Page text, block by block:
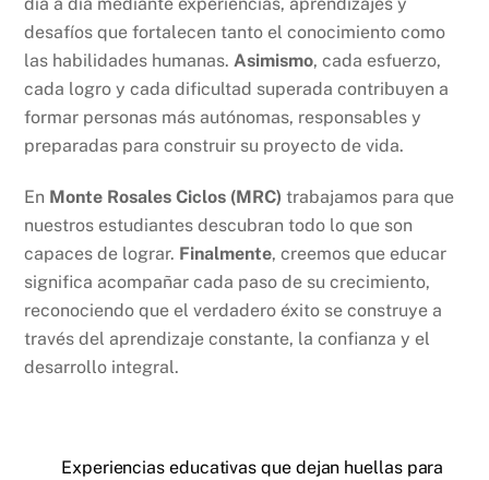
desafíos que fortalecen tanto el conocimiento como
las habilidades humanas.Asimismo, cada esfuerzo,
cada logro y cada dificultad superada contribuyen a
formar personas más autónomas, responsables y
preparadas para construir su proyecto de vida.
En Monte Rosales Ciclos (MRC) trabajamos para que
nuestros estudiantes descubran todo lo que son
capaces de lograr. Finalmente, creemos que educar
significa acompañar cada paso de su crecimiento,
reconociendo que el verdadero éxito se construye a
través del aprendizaje constante, la confianza y el
desarrollo integral.
Experiencias educativas que dejan huellas para